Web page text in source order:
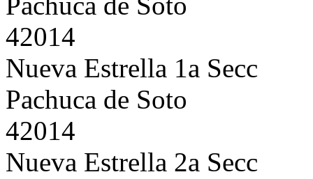
42014
Nueva Estrella 1a Secc
Pachuca de Soto
42014
Nueva Estrella 2a Secc